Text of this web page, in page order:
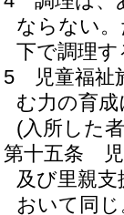
ならない。
下で調理
5
児童福
む力の育
(入所した
第十五条
及び里親
おいて同じ